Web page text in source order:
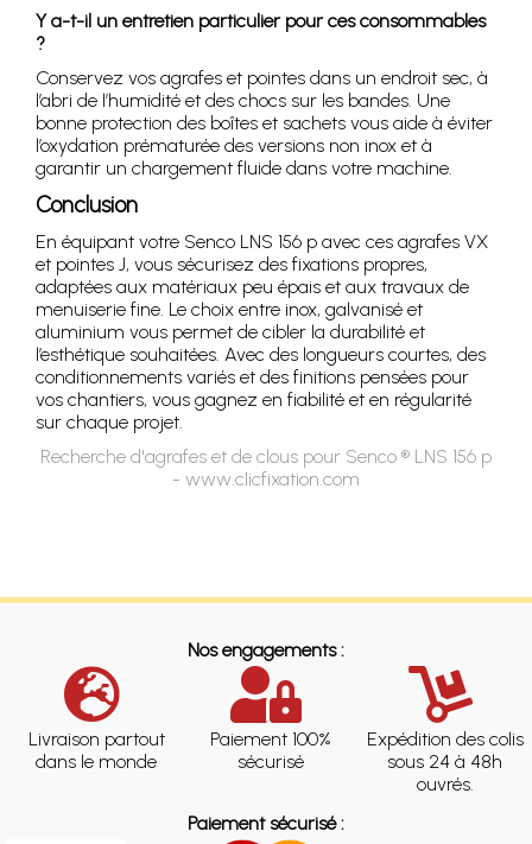
Y a-t-il un entretien particulier pour ces consommables
?
Conservez vos agrafes et pointes dans un endroit sec, à
l’abri de l’humidité et des chocs sur les bandes. Une
bonne protection des boîtes et sachets vous aide à éviter
l’oxydation prématurée des versions non inox et à
garantir un chargement fluide dans votre machine.
Conclusion
En équipant votre Senco LNS 156 p avec ces agrafes VX
et pointes J, vous sécurisez des fixations propres,
adaptées aux matériaux peu épais et aux travaux de
menuiserie fine. Le choix entre inox, galvanisé et
aluminium vous permet de cibler la durabilité et
l’esthétique souhaitées. Avec des longueurs courtes, des
conditionnements variés et des finitions pensées pour
vos chantiers, vous gagnez en fiabilité et en régularité
sur chaque projet.
Recherche d'agrafes et de clous pour Senco ® LNS 156 p
- www.clicfixation.com
Nos engagements :
Livraison partout
dans le monde
Paiement 100%
sécurisé
Expédition des colis
sous 24 à 48h
ouvrés.
Paiement sécurisé :